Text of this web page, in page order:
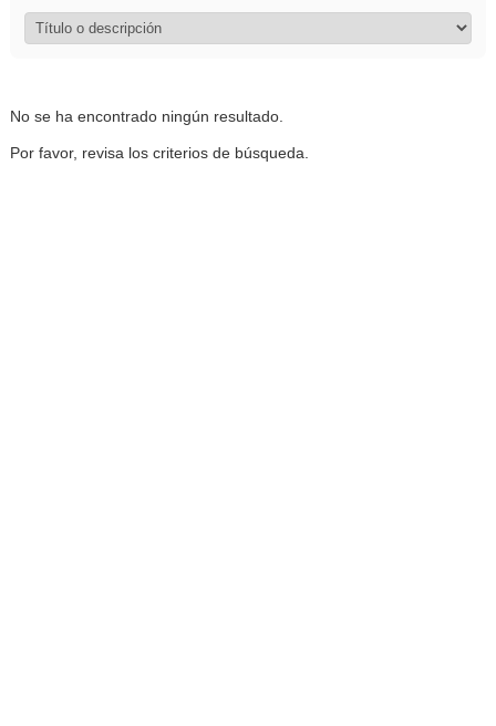
No se ha encontrado ningún resultado.
Por favor, revisa los criterios de búsqueda.